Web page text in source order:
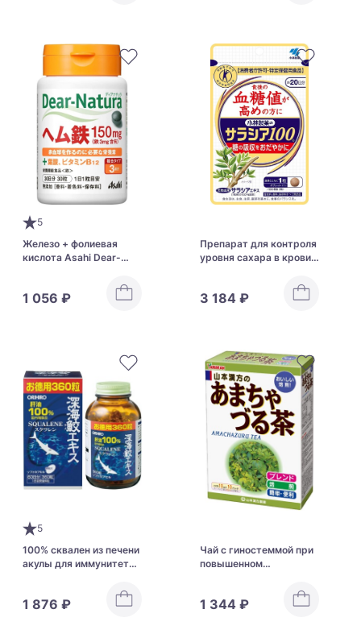
5
Железо + фолиевая
кислота Asahi Dear-
1 056 ₽
Препарат для контроля
уровня сахара в крови
Pharmaceutical Salacia
100
3 184 ₽
5
100% сквален из печени
акулы для иммунитета
1 876 ₽
Чай с гиностеммой при
повышенном
Kanpo Amachazuru Tea
1 344 ₽